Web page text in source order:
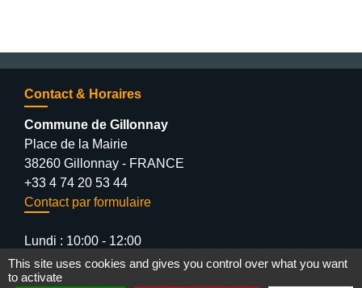
Contact & Horaires
Commune de Gillonnay
Place de la Mairie
38260 Gillonnay - FRANCE
+33 4 74 20 53 44
Contact par formulaire
Lundi : 10:00 - 12:00
Mercredi : 13:30 - 16:30
Vendredi : 10:00 - 12:00 / 15:00 - 18:00
This site uses cookies and gives you control over what you want
to activate